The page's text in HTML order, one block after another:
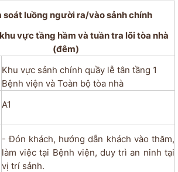
soát luồng người ra/vào sảnh chính
vực tầng hầm và tuần tra lõi tòa nhà
(đêm)
Khu vực sảnh chính quầy lễ tân tầng 1
Bệnh viện và Toàn bộ tòa nhà
A1
- Đón khách, hướng dẫn khách vào thăm,
làm việc tại Bệnh viện, duy trì an ninh tại
vị trí sảnh.